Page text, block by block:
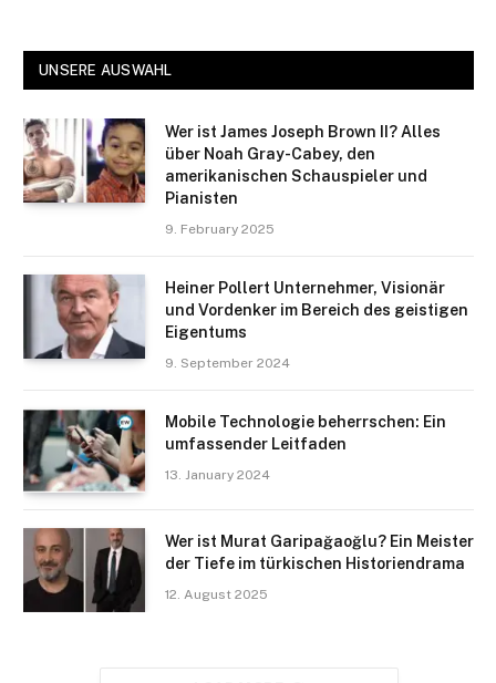
UNSERE AUSWAHL
Wer ist James Joseph Brown II? Alles
über Noah Gray-Cabey, den
amerikanischen Schauspieler und
Pianisten
9. February 2025
Heiner Pollert Unternehmer, Visionär
und Vordenker im Bereich des geistigen
Eigentums
9. September 2024
Mobile Technologie beherrschen: Ein
umfassender Leitfaden
13. January 2024
Wer ist Murat Garipağaoğlu? Ein Meister
der Tiefe im türkischen Historiendrama​
12. August 2025